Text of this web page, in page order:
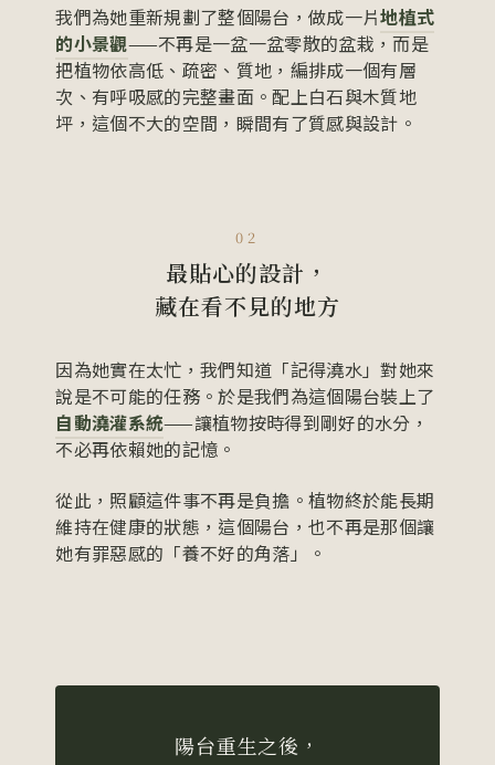
我們為她重新規劃了整個陽台，做成一片地植式
的小景觀——不再是一盆一盆零散的盆栽，而是
把植物依高低、疏密、質地，編排成一個有層
次、有呼吸感的完整畫面。配上白石與木質地
坪，這個不大的空間，瞬間有了質感與設計。
02
最貼心的設計，
藏在看不見的地方
因為她實在太忙，我們知道「記得澆水」對她來
說是不可能的任務。於是我們為這個陽台裝上了
自動澆灌系統——讓植物按時得到剛好的水分，
不必再依賴她的記憶。
從此，照顧這件事不再是負擔。植物終於能長期
維持在健康的狀態，這個陽台，也不再是那個讓
她有罪惡感的「養不好的角落」。
陽台重生之後，